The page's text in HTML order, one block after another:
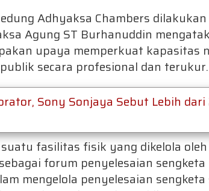
Adhyaksa Chambers
Agung ST Burhanuddin
upaya memperkuat kapasitas
secara profesional dan terukur.
Sony Sonjaya Sebut Lebih dari
fasilitas fisik yang dikelola oleh
forum penyelesaian
mengelola penyelesaian